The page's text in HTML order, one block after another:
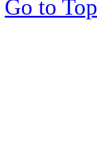
Go to Top